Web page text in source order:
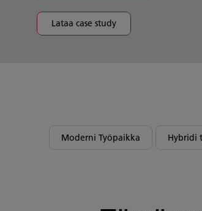
Lataa case study
Moderni Työpaikka Hybridi